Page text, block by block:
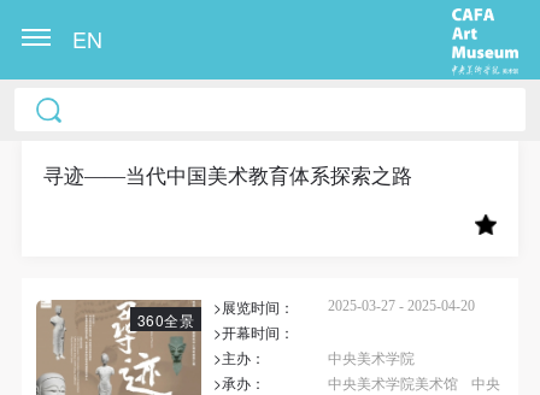
EN
寻迹——当代中国美术教育体系探索之路
360全景
>展览时间： 2025-03-27 - 2025-04-20
>开幕时间：
>主办：
中央美术学院
>承办：
中央美术学院美术馆
中央
中央美术学院美术馆出版授权协议书
称“CAFAM”），愿意将本人参与中央美术学院美术馆
动）的涉及本人的图像、照片、文字、著作、活动成
作发表、出版。中央美术学院可以以电子、网络及其
它数字媒体形式公开出版，并同意编入《中国知识资
源总库》《中央美术学院资料库》《中央美术学院美
中央美术学院美术馆出版授权协议书
称“CAFAM”），愿意将本人参与中央美术学院美术馆
动）的涉及本人的图像、照片、文字、著作、活动成
作发表、出版。中央美术学院可以以电子、网络及其
它数字媒体形式公开出版，并同意编入《中国知识资
源总库》《中央美术学院资料库》《中央美术学院美
中央美术学院美术馆出版授权协议书
称“CAFAM”），愿意将本人参与中央美术学院美术馆
动）的涉及本人的图像、照片、文字、著作、活动成
作发表、出版。中央美术学院可以以电子、网络及其
它数字媒体形式公开出版，并同意编入《中国知识资
源总库》《中央美术学院资料库》《中央美术学院美